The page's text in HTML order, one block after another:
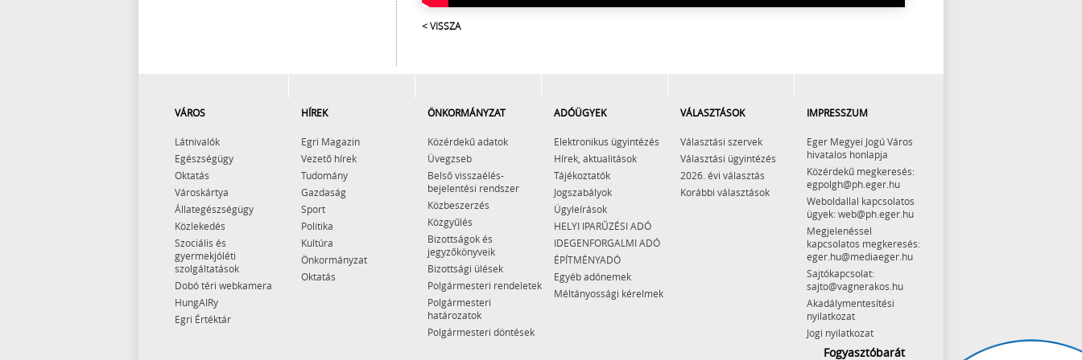
< VISSZA
VÁROS
Látnivalók
Egészségügy
Oktatás
Városkártya
Állategészségügy
Közlekedés
Szociális és
gyermekjóléti
szolgáltatások
Dobó téri webkamera
HungAIRy
Egri Értéktár
HÍREK
Egri Magazin
Vezető hírek
Tudomány
Gazdaság
Sport
Politika
Kultúra
Önkormányzat
Oktatás
ÖNKORMÁNYZAT
Közérdekű adatok
Üvegzseb
Belső visszaélés-
bejelentési rendszer
Közbeszerzés
Közgyűlés
Bizottságok és
jegyzőkönyveik
Bizottsági ülések
Polgármesteri rendeletek
Polgármesteri
határozatok
Polgármesteri döntések
ADÓÜGYEK
Elektronikus ügyintézés
Hírek, aktualitások
Tájékoztatók
Jogszabályok
Ügyleírások
HELYI IPARŰZÉSI ADÓ
IDEGENFORGALMI ADÓ
ÉPÍTMÉNYADÓ
Egyéb adónemek
Méltányossági kérelmek
VÁLASZTÁSOK
Választási szervek
Választási ügyintézés
2026. évi választás
Korábbi választások
IMPRESSZUM
Eger Megyei Jogú Város
hivatalos honlapja
Közérdekű megkeresés:
egpolgh@ph.eger.hu
Weboldallal kapcsolatos
ügyek: web@ph.eger.hu
Megjelenéssel
kapcsolatos megkeresés:
eger.hu@mediaeger.hu
Sajtókapcsolat:
sajto@vagnerakos.hu
Akadálymentesítési
nyilatkozat
Jogi nyilatkozat
Fogyasztóbarát